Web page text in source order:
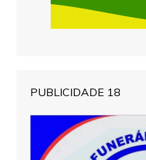
PUBLICIDADE 18